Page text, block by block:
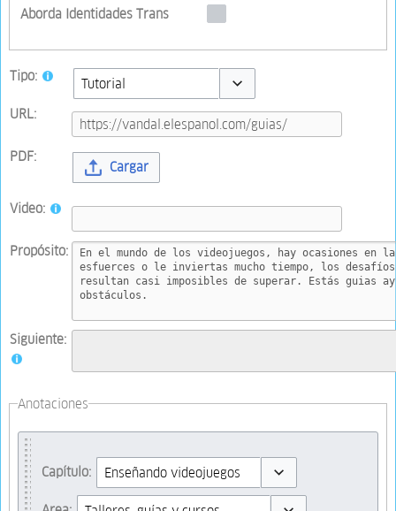
Aborda Identidades Trans
Tipo:
URL:
PDF:
Cargar
Video:
Propósito:
Siguiente:
Anotaciones
Capítulo:
Toggle options